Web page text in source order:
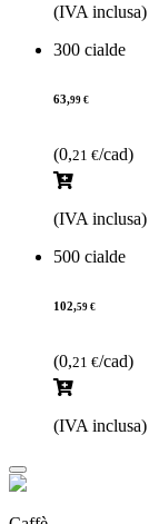
(IVA inclusa)
300 cialde
63,99 €
(0,21 €/cad)
(IVA inclusa)
500 cialde
102,59 €
(0,21 €/cad)
(IVA inclusa)